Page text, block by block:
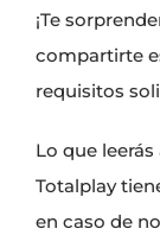
¡Te
compartirte
requisitos
Lo que
Totalplay
en caso de